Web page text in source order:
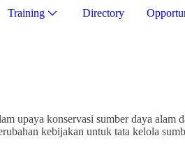
Training Directory
upaya konservasi sumber daya
kebijakan untuk tata kelola